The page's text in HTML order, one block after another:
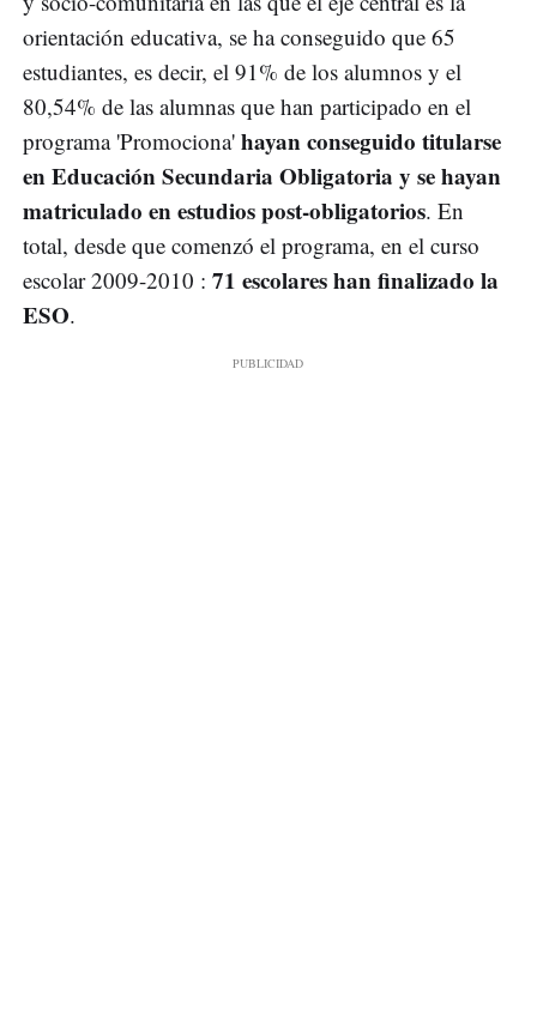
orientación educativa, se ha conseguido que 65
estudiantes, es decir, el 91% de los alumnos y el
80,54% de las alumnas que han participado en el
programa 'Promociona' hayan conseguido titularse
en Educación Secundaria Obligatoria y se hayan
matriculado en estudios post-obligatorios. En
total, desde que comenzó el programa, en el curso
escolar 2009-2010 : 71 escolares han finalizado la
ESO.